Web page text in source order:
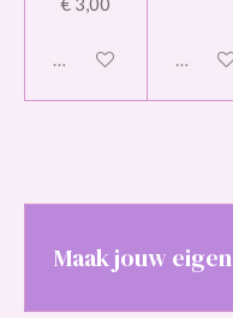
Uitgeschakeld
Maak jouw